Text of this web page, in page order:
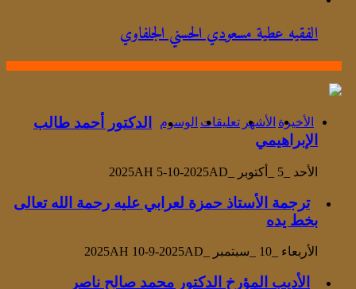
الفقيه عطية مسعودي الحسني الجلفاوي
الأخيرة الأشهر تعليقات الوسوم
الدكتور أحمد طالب
الإبراهيمي
الأحد _5 _أكتوبر _2025AH 5-10-2025AD
ترجمة الأستاذ حمزة لعرابي عليه رحمة الله تعالى
بخط يده
الأربعاء _10 _سبتمبر _2025AH 10-9-2025AD
الأديب المؤرخ الدكتور محمد صالح ناصر